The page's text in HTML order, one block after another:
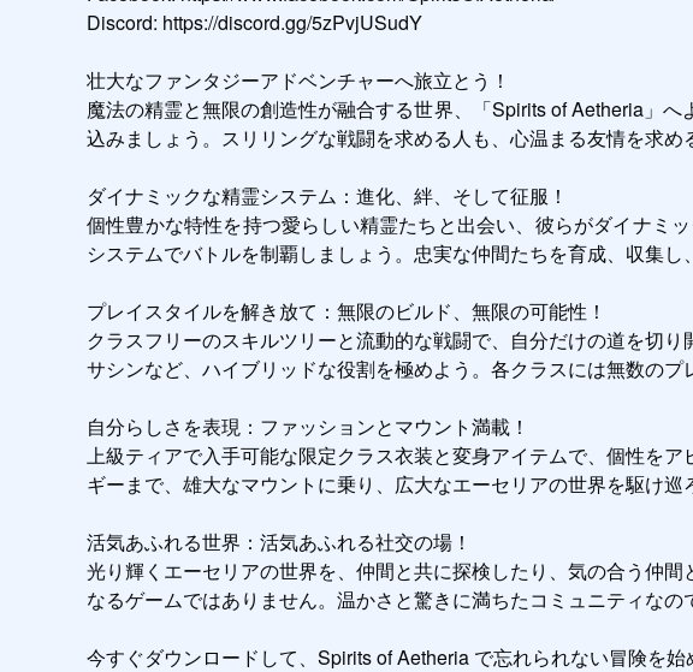
Discord: https://discord.gg/5zPvjUSudY
壮大なファンタジーアドベンチャーへ旅立とう！
魔法の精霊と無限の創造性が融合する世界、「Spirits of Aetheria」
込みましょう。スリリングな戦闘を求める人も、心温まる友情を求
ダイナミックな精霊システム：進化、絆、そして征服！
個性豊かな特性を持つ愛らしい精霊たちと出会い、彼らがダイナミ
システムでバトルを制覇しましょう。忠実な仲間たちを育成、収集し
プレイスタイルを解き放て：無限のビルド、無限の可能性！
クラスフリーのスキルツリーと流動的な戦闘で、自分だけの道を切
サシンなど、ハイブリッドな役割を極めよう。各クラスには無数のプ
自分らしさを表現：ファッションとマウント満載！
上級ティアで入手可能な限定クラス衣装と変身アイテムで、個性を
ギーまで、雄大なマウントに乗り、広大なエーセリアの世界を駆け巡
活気あふれる世界：活気あふれる社交の場！
光り輝くエーセリアの世界を、仲間と共に探検したり、気の合う仲
なるゲームではありません。温かさと驚きに満ちたコミュニティなの
今すぐダウンロードして、Spirits of Aetheria で忘れられない冒険を始